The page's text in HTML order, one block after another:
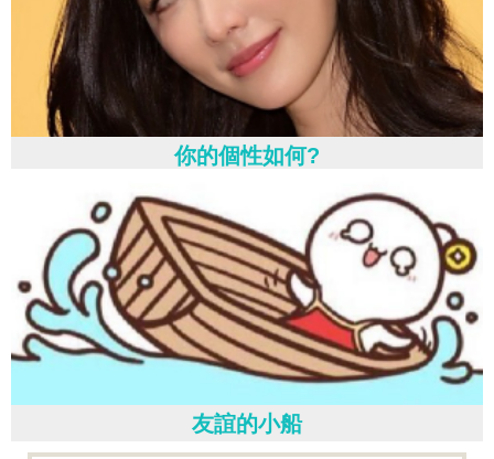
你的個性如何?
友誼的小船